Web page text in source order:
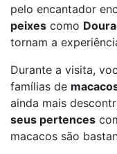
pelo encantador
peixes como
tornam a
Durante a visita,
famílias de
ainda mais
seus pertences
macacos são